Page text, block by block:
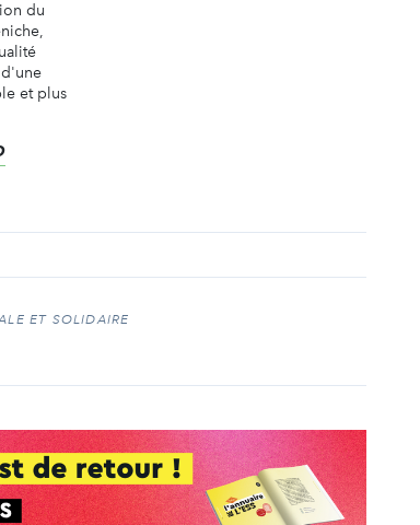
du
et plus
ET SOLIDAIRE